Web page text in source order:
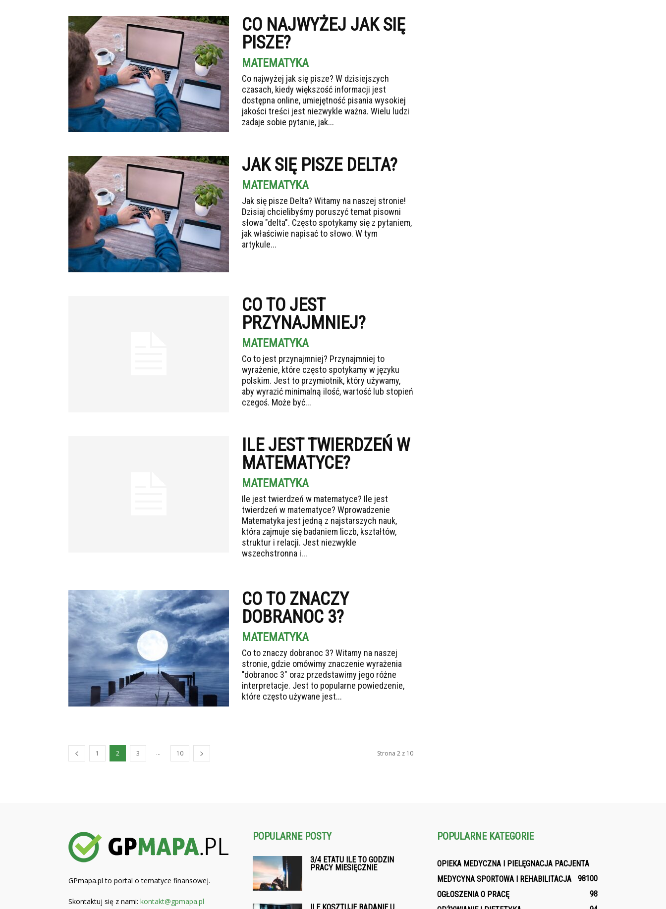
CO NAJWYŻEJ JAK SIĘ
PISZE?
MATEMATYKA
Co najwyżej jak się pisze? W dzisiejszych
czasach, kiedy większość informacji jest
dostępna online, umiejętność pisania wysokiej
jakości treści jest niezwykle ważna. Wielu ludzi
zadaje sobie pytanie, jak...
JAK SIĘ PISZE DELTA?
MATEMATYKA
Jak się pisze Delta? Witamy na naszej stronie!
Dzisiaj chcielibyśmy poruszyć temat pisowni
słowa "delta". Często spotykamy się z pytaniem,
jak właściwie napisać to słowo. W tym
artykule...
CO TO JEST
PRZYNAJMNIEJ?
MATEMATYKA
Co to jest przynajmniej? Przynajmniej to
wyrażenie, które często spotykamy w języku
polskim. Jest to przymiotnik, który używamy,
aby wyrazić minimalną ilość, wartość lub stopień
czegoś. Może być...
ILE JEST TWIERDZEŃ W
MATEMATYCE?
MATEMATYKA
Ile jest twierdzeń w matematyce? Ile jest
twierdzeń w matematyce? Wprowadzenie
Matematyka jest jedną z najstarszych nauk,
która zajmuje się badaniem liczb, kształtów,
struktur i relacji. Jest niezwykle
wszechstronna i...
CO TO ZNACZY
DOBRANOC 3?
MATEMATYKA
Co to znaczy dobranoc 3? Witamy na naszej
stronie, gdzie omówimy znaczenie wyrażenia
"dobranoc 3" oraz przedstawimy jego różne
interpretacje. Jest to popularne powiedzenie,
które często używane jest...
1 2 3 ... 10 Strona 2 z 10
GPmapa.pl to portal o tematyce finansowej.
Skontaktuj się z nami: kontakt@gpmapa.pl
POPULARNE POSTY
3/4 ETATU ILE TO GODZIN
PRACY MIESIĘCZNIE
POPULARNE KATEGORIE
OPIEKA MEDYCZNA I PIELĘGNACJA PACJENTA
100
MEDYCYNA SPORTOWA I REHABILITACJA
98
OGŁOSZENIA O PRACĘ
98